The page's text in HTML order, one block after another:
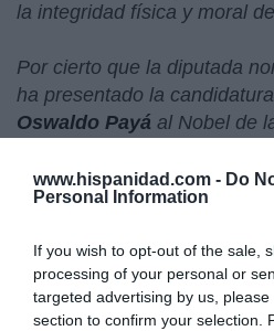
www.hispanidad.com - Do
Personal Information
If you wish to opt-out of the sale,
processing of your personal or
targeted advertising by us,
section to confirm your selection.
la integridad física y moral
Por cierto que la diputada
ha presentado la
Oswaldo Payá al Nobel de
pacífica a la democracia en
que ante el temor a una
de no violencia" y al que
prominente de Cuba
desde
pacífica a favor de los